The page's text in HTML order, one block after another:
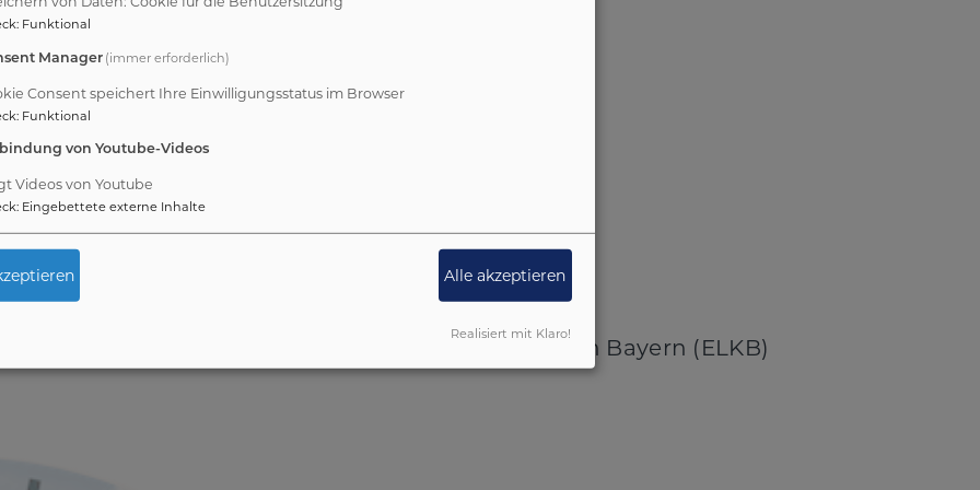
Sulzbach-Rosenberg
Rosenberg
Rosenberg
in Bayern
sexualisierter Gewalt
in der Evang.-Luth. Kirche in Bayern (ELKB)
: Funktional
Manager (immer erforderlich)
Consent speichert Ihre Einwilligungsstatus im Browser
: Funktional
von Youtube-Videos
Videos von Youtube
: Eingebettete externe Inhalte
Alle akzeptieren
Realisiert mit Klaro!